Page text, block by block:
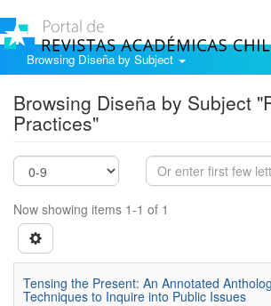
Browsing Diseña by Subject
Browsing Diseña by Subject
Practices"
Now showing items 1-1 of 1
Tensing the Present: An Annotated
Techniques to Inquire into Public Issues